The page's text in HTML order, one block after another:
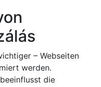
– Webseiten
werden.
beeinflusst die